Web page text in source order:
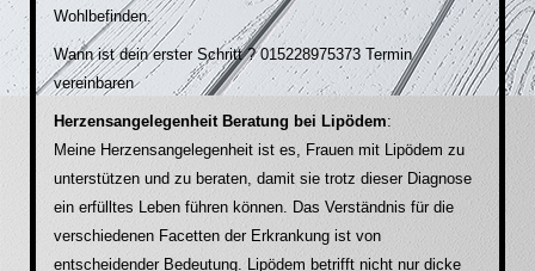
Wohlbefinden.
Wann ist dein erster Schritt ? 015228975373 Termin
vereinbaren
Herzensangelegenheit Beratung bei Lipödem:
Meine Herzensangelegenheit ist es, Frauen mit Lipödem zu
unterstützen und zu beraten, damit sie trotz dieser Diagnose
ein erfülltes Leben führen können. Das Verständnis für die
verschiedenen Facetten der Erkrankung ist von
entscheidender Bedeutung. Lipödem betrifft nicht nur dicke